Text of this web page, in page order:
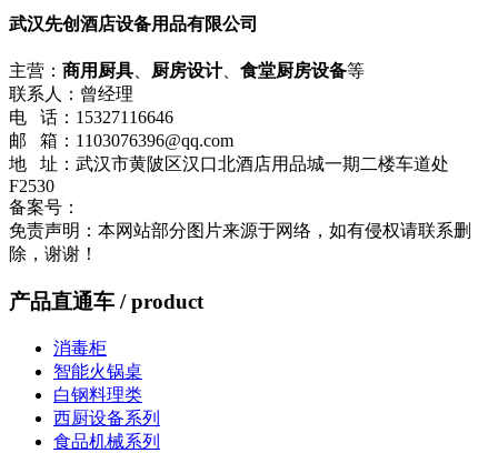
武汉先创酒店设备用品有限公司
主营： 商用厨具 厨房设计、 食堂厨房设备等
联系人：曾经理
电 话：15327116646
邮 箱：1103076396@qq.com
地 址：武汉市黄陂区汉口北酒店用品城一期二楼车道处
F2530
备案号：
免责声明：本网站部分图片来源于网络，如有侵权请联系删
除，谢谢！
产品直通车 / product
消毒柜
智能火锅桌
白钢料理类
西厨设备系列
食品机械系列